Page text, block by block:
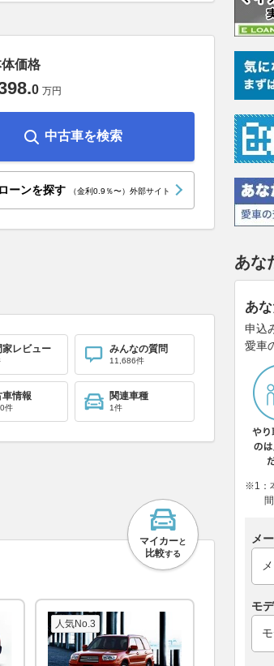
価格
.0 万円
中古車を検索
ーンを探す （金利0.9％〜）外部サイト
家レビュー みんなの質問
11,686件
車情報
件
関連車種
1件
マイカーと
比較する
人気No.3
あな
あ
申込
愛車
※1：
メ
モ